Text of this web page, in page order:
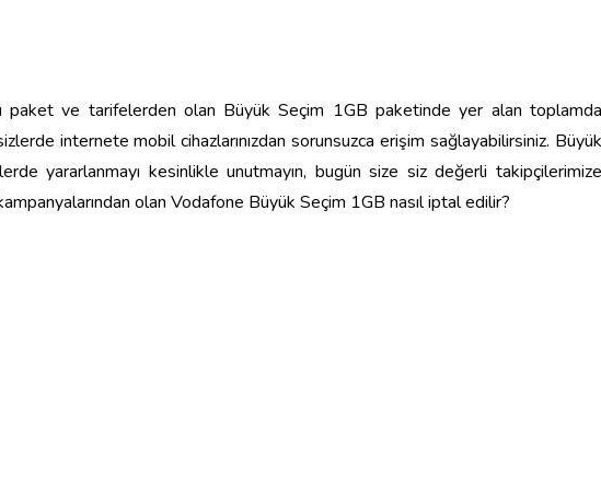
paket ve tarifelerden olan Büyük Seçim 1GB paketinde yer alan toplamda
internete mobil cihazlarınızdan sorunsuzca erişim sağlayabilirsiniz. Büyük
yararlanmayı kesinlikle unutmayın, bugün size siz değerli takipçilerimize
olan Vodafone Büyük Seçim 1GB nasıl iptal edilir?